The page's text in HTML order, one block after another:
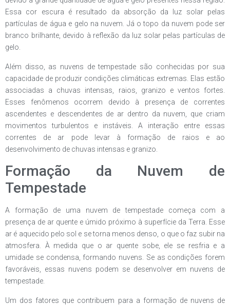
Essa cor escura é resultado da absorção da luz solar pelas
partículas de água e gelo na nuvem. Já o topo da nuvem pode ser
branco brilhante, devido à reflexão da luz solar pelas partículas de
gelo.
Além disso, as nuvens de tempestade são conhecidas por sua
capacidade de produzir condições climáticas extremas. Elas estão
associadas a chuvas intensas, raios, granizo e ventos fortes.
Esses fenômenos ocorrem devido à presença de correntes
ascendentes e descendentes de ar dentro da nuvem, que criam
movimentos turbulentos e instáveis. A interação entre essas
correntes de ar pode levar à formação de raios e ao
desenvolvimento de chuvas intensas e granizo.
Formação da Nuvem de
Tempestade
A formação de uma nuvem de tempestade começa com a
presença de ar quente e úmido próximo à superfície da Terra. Esse
ar é aquecido pelo sol e se torna menos denso, o que o faz subir na
atmosfera. À medida que o ar quente sobe, ele se resfria e a
umidade se condensa, formando nuvens. Se as condições forem
favoráveis, essas nuvens podem se desenvolver em nuvens de
tempestade.
Um dos fatores que contribuem para a formação de nuvens de